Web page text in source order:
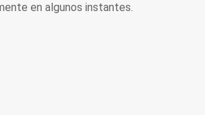
en algunos instantes.